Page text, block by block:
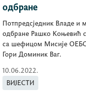
одбране
Потпредсједник Владе и
одбране Рашко Коњевић
са шефицом Мисије
Гори Доминик Ваг.
10.06.2022.
ВИЈЕСТИ